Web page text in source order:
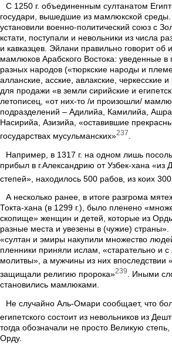
С 1250 г. объединенным султанатом
государи, вышедшие из мамлюкской
установили военно-политический союз с
кстати, поступали и невольники из числа
и кавказцев. Эйлани правильно говорит об
мамлюков Арабского Востока: уведенные в
разных народов («тюркские народы и
алланские, асские, авлакские, черкесские и
для продажи «в земли сирийские и
летописец, «от них-то /и произошли/
подразделений – Адилийа, Камилийа,
Насирийа, Азизийа, «оставившие
государствах мусульманских»237
Например, в 1317 г. на одном лишь
прибыл в г.Александрию от Узбек-хана «из
степей», находилось 500 рабов, из коих
А несколько ранее, в итоге разгрома
Токта-хана (в 1299 г.), было пленено
скопище» женщин и детей, которые из
разные места и увезены в (чужие) страны».
«султан и эмиры накупили множество
пленники приняли ислам, «старательно и
молитвы», а мужчины из них впоследствии
защищали религию пророка»239
. Иными
становились мамлюками.
Не случайно Аль-Омари сообщает, что
египетского состоит из невольников из
тогда обозначали не просто Великую
Орду.